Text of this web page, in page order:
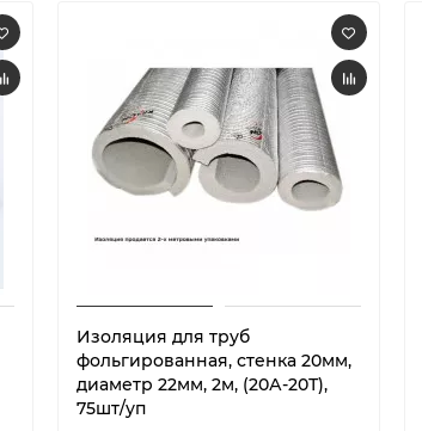
Изоляция для труб
фольгированная, стенка 20мм,
диаметр 22мм, 2м, (20А-20Т),
75шт/уп